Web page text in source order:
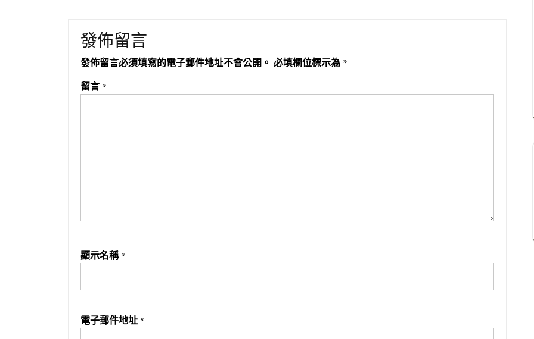
發佈留言
發佈留言必須填寫的電子郵件地址不會公開。 必填欄位標示為 *
留言 *
顯示名稱 *
電子郵件地址 *